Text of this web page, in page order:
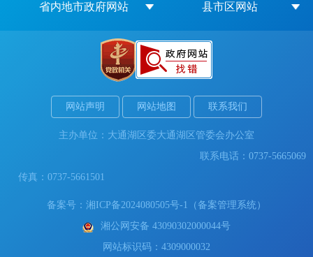
省内地市政府网站
县市区网站
网站声明 网站地图 联系我们
主办单位：大通湖区委大通湖区管委会办公室
联系电话：0737-5665069
传真：0737-5661501
备案号： 湘ICP备2024080505号-1（备案管理系统）
湘公网安备 43090302000044号
网站标识码：4309000032